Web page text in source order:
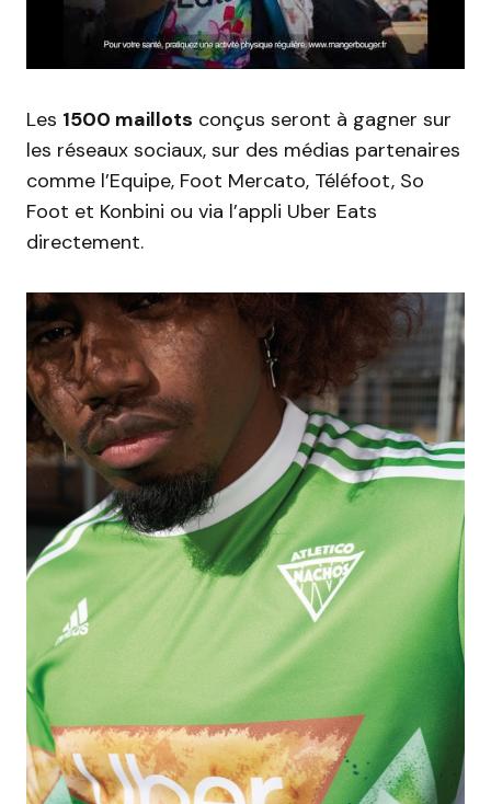
Les 1500 maillots conçus seront à gagner sur
les réseaux sociaux, sur des médias partenaires
comme l’Equipe, Foot Mercato, Téléfoot, So
Foot et Konbini ou via l’appli Uber Eats
directement.